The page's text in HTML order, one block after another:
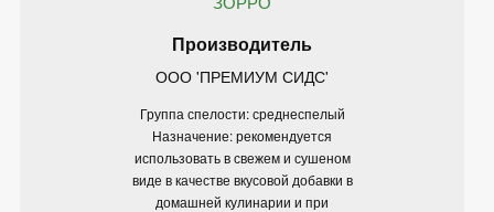
ООО 'ПРЕМИУМ СИДС'
Группа спелости: среднеспелый
Назначение: рекомендуется
использовать в свежем и сушеном
виде в качестве вкусовой добавки в
домашней кулинарии и при